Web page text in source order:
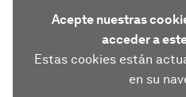
Acepte nuestras
acceder a
Estas cookies están
en su